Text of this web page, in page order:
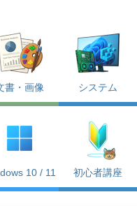
書・画像 システム
10 / 11 初心者講座